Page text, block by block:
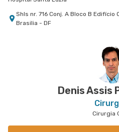
Shls nr. 716 Conj. A Bloco B Edifício
Brasilia - DF
Shln nr. 516 Conj. D - Asa Norte,
Denis Assis
Cirurgia